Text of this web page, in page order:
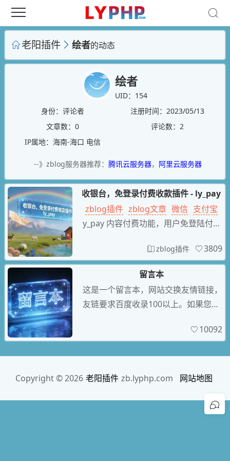
老阳插件 绘者的动态
绘者
UID：154
身份：评论者
注册时间：2023/05/13
文章数：0
评论数：2
IP属地：海南-海口 电信
--》zblog服务器推荐： 腾讯云服务器， 阿里云服务器
收银台，免登录付费收款插件 - ly_pay
zblog插件 zblog文章 微信 支付宝
y_pay 内容付费功能，用户免登陆付款
文档word付费下载文档docx、付费阅
读全文、付费查看隐藏内容、用户自定
义付款打赏网站）支持微信Native支
付、JSAPI支付、H5支付，支付宝当面
付、网站支付、手机支付、码支付、易
支付、虎皮椒个人收款接口，支持包月
VI
zblog插件 3809
留言本
这是一个留言本，网站交换友情链接，
友链要求百度收录100以上。如果您发
10092
Copyright © 2026 老阳插件 zb.lyphp.com 网站地图